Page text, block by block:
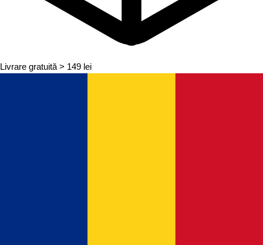
Livrare gratuită > 149 lei